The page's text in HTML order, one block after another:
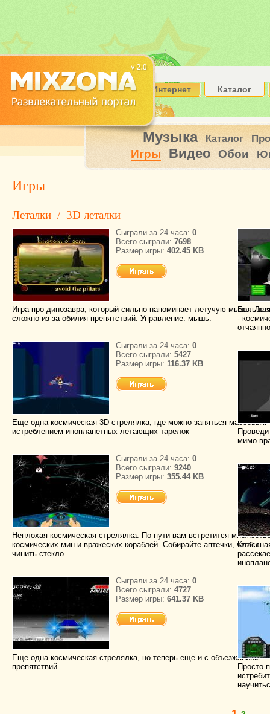
Интернет Каталог
Музыка Каталог
Игры Видео Обои
Игры
Леталки / 3D леталки
Сыграли за 24 часа: 0
Всего сыграли: 7698
Размер игры: 402.45 KB
Игра про динозавра, который сильно напоминает летучую мышь.
сложно из-за обилия препятствий. Управление: мышь.
Сыграли за 24 часа: 0
Всего сыграли: 5427
Размер игры: 116.37 KB
Еще одна космическая 3D стрелялка, где можно заняться массовым
истреблением инопланетных летающих тарелок
Сыграли за 24 часа: 0
Всего сыграли: 9240
Размер игры: 355.44 KB
Неплохая космическая стрелялка. По пути вам встретится
космических мин и вражеских кораблей. Собирайте аптечки, чтобы
чинить стекло
Сыграли за 24 часа: 0
Всего сыграли: 4727
Размер игры: 641.37 KB
Еще одна космическая стрелялка, но теперь еще и с объезжанием
препятствий
-
мимо
Просто